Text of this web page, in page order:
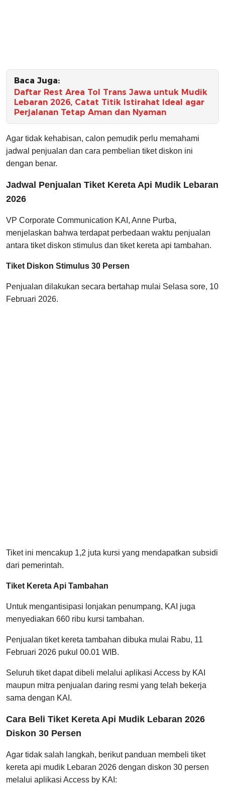
Baca Juga:
Daftar Rest Area Tol Trans Jawa untuk Mudik
Lebaran 2026, Catat Titik Istirahat Ideal agar
Perjalanan Tetap Aman dan Nyaman
Agar tidak kehabisan, calon pemudik perlu memahami
jadwal penjualan dan cara pembelian tiket diskon ini
dengan benar.
Jadwal Penjualan Tiket Kereta Api Mudik Lebaran
2026
VP Corporate Communication KAI, Anne Purba,
menjelaskan bahwa terdapat perbedaan waktu penjualan
antara tiket diskon stimulus dan tiket kereta api tambahan.
Tiket Diskon Stimulus 30 Persen
Penjualan dilakukan secara bertahap mulai Selasa sore, 10
Februari 2026.
Tiket ini mencakup 1,2 juta kursi yang mendapatkan subsidi
dari pemerintah.
Tiket Kereta Api Tambahan
Untuk mengantisipasi lonjakan penumpang, KAI juga
menyediakan 660 ribu kursi tambahan.
Penjualan tiket kereta tambahan dibuka mulai Rabu, 11
Februari 2026 pukul 00.01 WIB.
Seluruh tiket dapat dibeli melalui aplikasi Access by KAI
maupun mitra penjualan daring resmi yang telah bekerja
sama dengan KAI.
Cara Beli Tiket Kereta Api Mudik Lebaran 2026
Diskon 30 Persen
Agar tidak salah langkah, berikut panduan membeli tiket
kereta api mudik Lebaran 2026 dengan diskon 30 persen
melalui aplikasi Access by KAI: